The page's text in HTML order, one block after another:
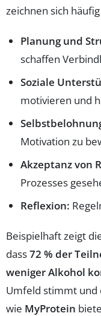
zeichnen sich
Planung und
schaffen
Soziale
motivieren und
Motivation zu
Akzeptanz von
Prozesses
Reflexion:
Beispielhaft zeigt
dass72 % der
weniger Alkohol
Umfeld stimmt und
wie MyProtein